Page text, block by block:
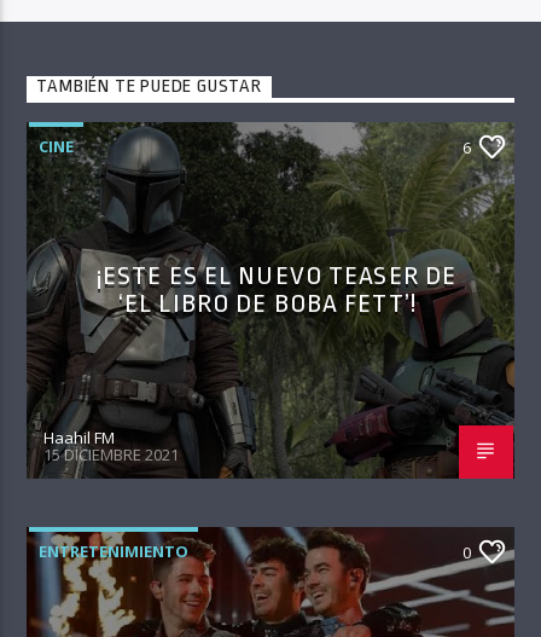
TAMBIÉN TE PUEDE GUSTAR
CINE 6
¡ESTE ES EL NUEVO TEASER DE
‘EL LIBRO DE BOBA FETT’!
Haahil FM
15 DICIEMBRE 2021
ENTRETENIMIENTO 0